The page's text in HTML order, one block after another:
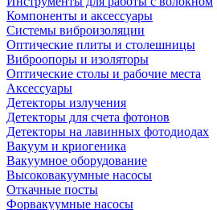
Компоненты и аксессуары
Системы виброизоляции
Оптические плиты и столешницы
Виброопоры и изоляторы
Оптические столы и рабочие места
Аксессуары
Детекторы излучения
Детекторы для счета фотонов
Детекторы на лавинных фотодиодах
Вакуум и криогеника
Вакуумное оборудование
Высоковакуумные насосы
Откачные посты
Форвакуумные насосы